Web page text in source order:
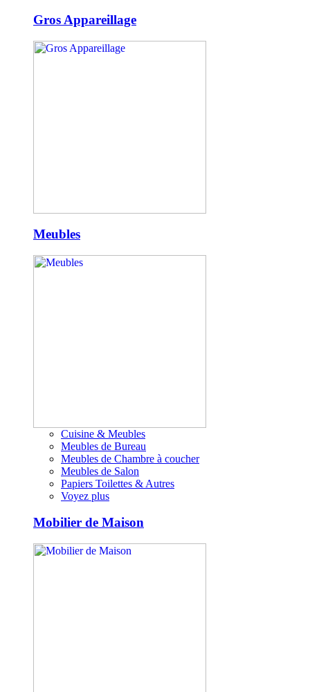
Gros Appareillage
Meubles
Cuisine & Meubles
Meubles de Bureau
Meubles de Chambre à coucher
Meubles de Salon
Papiers Toilettes & Autres
Voyez plus
Mobilier de Maison